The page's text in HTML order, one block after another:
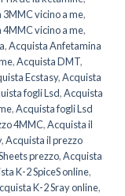
vicino a me,
vicino a me,
,Acquista Anfetamina
,Acquista DMT,
Ecstasy,Acquista
fogli Lsd,Acquista
,Acquista fogli Lsd
4MMC,Acquista il
,Acquista il prezzo
prezzo,Acquista
K-2 SpiceS online,
K-2 Sray online,